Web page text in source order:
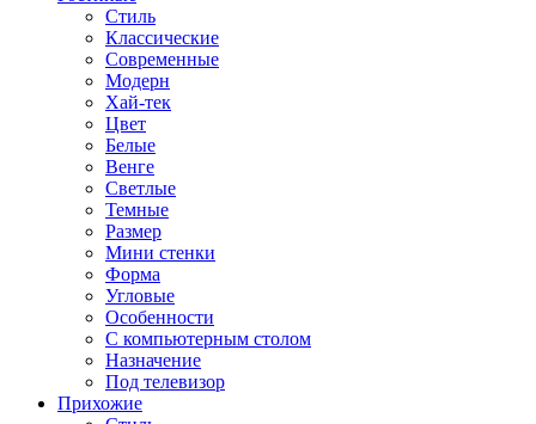
Стиль
Классические
Современные
Модерн
Хай-тек
Цвет
Белые
Венге
Светлые
Темные
Размер
Мини стенки
Форма
Угловые
Особенности
С компьютерным столом
Назначение
Под телевизор
Прихожие